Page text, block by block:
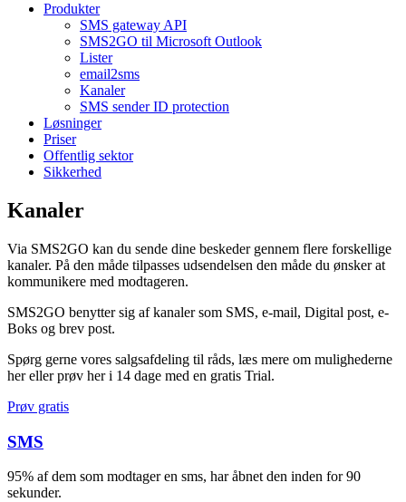
Produkter
SMS gateway API
SMS2GO til Microsoft Outlook
Lister
email2sms
Kanaler
SMS sender ID protection
Løsninger
Priser
Offentlig sektor
Sikkerhed
Kanaler
Via SMS2GO kan du sende dine beskeder gennem flere forskellige
kanaler. På den måde tilpasses udsendelsen den måde du ønsker at
kommunikere med modtageren.
SMS2GO benytter sig af kanaler som SMS, e-mail, Digital post, e-
Boks og brev post.
Spørg gerne vores salgsafdeling til råds, læs mere om mulighederne
her eller prøv her i 14 dage med en gratis Trial.
Prøv gratis
SMS
95% af dem som modtager en sms, har åbnet den inden for 90
sekunder.